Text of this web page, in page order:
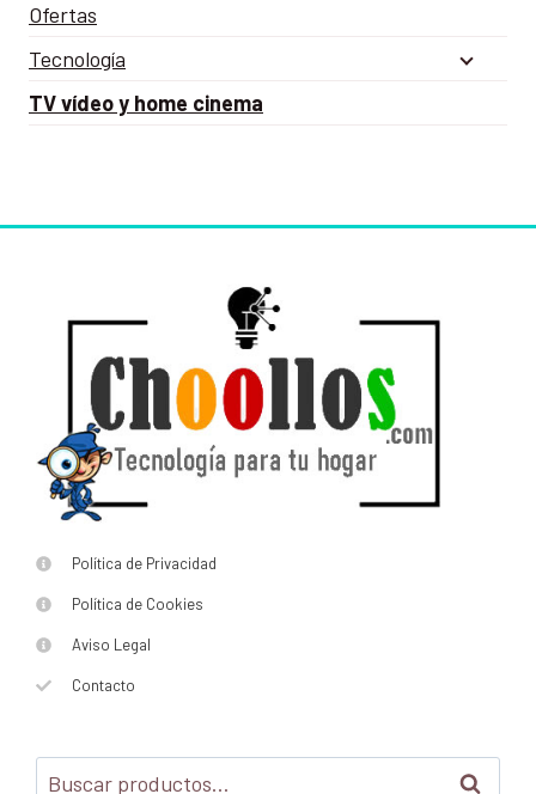
Ofertas
Tecnología
TV vídeo y home cinema
Política de Privacidad
Política de Cookies
Aviso Legal
Contacto
Buscar